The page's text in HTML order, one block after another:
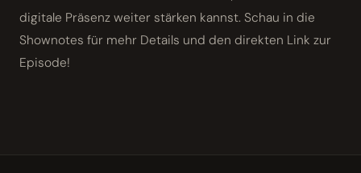
digitale Präsenz weiter stärken kannst. Schau in die
Shownotes für mehr Details und den direkten Link zur
Episode!